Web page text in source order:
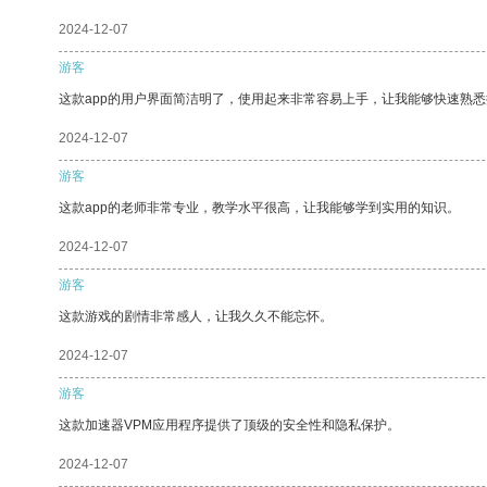
2024-12-07
游客
这款app的用户界面简洁明了，使用起来非常容易上手，让我能够快速熟
2024-12-07
游客
这款app的老师非常专业，教学水平很高，让我能够学到实用的知识。
2024-12-07
游客
这款游戏的剧情非常感人，让我久久不能忘怀。
2024-12-07
游客
这款加速器VPM应用程序提供了顶级的安全性和隐私保护。
2024-12-07